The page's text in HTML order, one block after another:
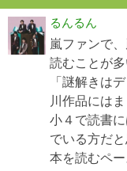
るんるん
嵐ファンで
読むことが多
「謎解きは
川作品にはま
小４で読書
でいる方だと
本を読むペ